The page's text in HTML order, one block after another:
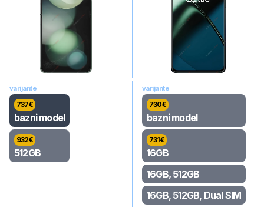
varijante
737€
bazni model
932€
512GB
varijante
730€
bazni model
731€
16GB
16GB, 512GB
16GB, 512GB, Dual SIM